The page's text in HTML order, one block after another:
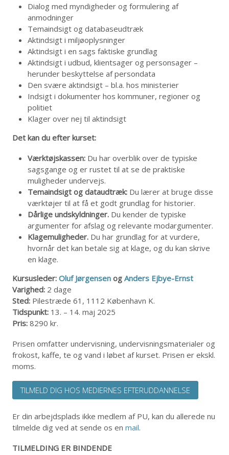
Dialog med myndigheder og formulering af
anmodninger
Temaindsigt og databaseudtræk
Aktindsigt i miljøoplysninger
Aktindsigt i en sags faktiske grundlag
Aktindsigt i udbud, klientsager og personsager –
herunder beskyttelse af persondata
Den svære aktindsigt – bl.a. hos ministerier
Indsigt i dokumenter hos kommuner, regioner og
politiet
Klager over nej til aktindsigt
Det kan du efter kurset:
Værktøjskassen: Du har overblik over de typiske
sagsgange og er rustet til at se de praktiske
muligheder undervejs.
Temaindsigt og dataudtræk: Du lærer at bruge disse
værktøjer til at få et godt grundlag for historier.
Dårlige undskyldninger. Du kender de typiske
argumenter for afslag og relevante modargumenter.
Klagemuligheder. Du har grundlag for at vurdere,
hvornår det kan betale sig at klage, og du kan skrive
en klage.
Kursusleder:Oluf Jørgensen ogAnders Ejbye-Ernst
Varighed: 2 dage
Sted: Pilestræde 61, 1112 København K.
Tidspunkt: 13. – 14. maj 2025
Pris: 8290 kr.
Prisen omfatter undervisning, undervisningsmaterialer og
frokost, kaffe, te og vand i løbet af kurset. Prisen er ekskl.
moms.
TILMELD DIG HOS MEDIERNES EFTERUDDANNELSE
Er din arbejdsplads ikke medlem af PU, kan du allerede nu
tilmelde dig ved at sende os enmail.
TILMELDING ER BINDENDE